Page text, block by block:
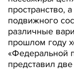
пространство,
подвижного
различные
прошлом году
«Федеральной
представил